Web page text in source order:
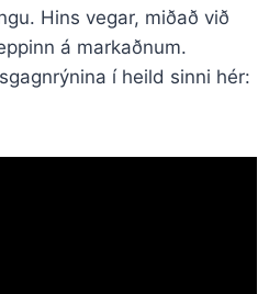
Hins vegar, miðað við
á markaðnum.
í heild sinni hér: